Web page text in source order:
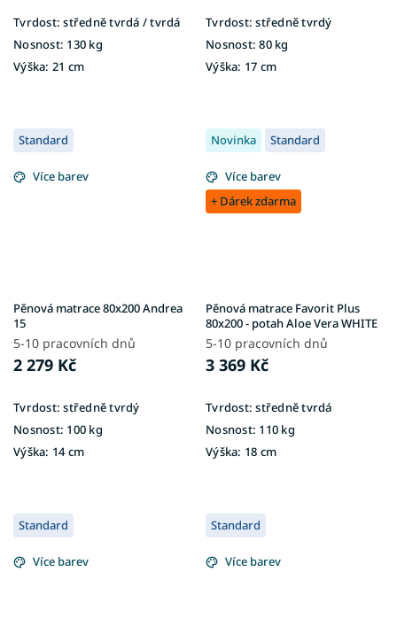
Tvrdost: středně tvrdá / tvrdá
Nosnost: 130 kg
Výška: 21 cm
Tvrdost: středně tvrdý
Nosnost: 80 kg
Výška: 17 cm
Standard
Více barev
Pěnová matrace 80x200 Andrea
15
5-10 pracovních dnů
2 279 Kč
Tvrdost: středně tvrdý
Nosnost: 100 kg
Výška: 14 cm
Novinka Standard
Více barev
+ Dárek zdarma
Pěnová matrace Favorit Plus
80x200 - potah Aloe Vera WHITE
5-10 pracovních dnů
3 369 Kč
Tvrdost: středně tvrdá
Nosnost: 110 kg
Výška: 18 cm
Standard
Více barev
Standard
Více barev